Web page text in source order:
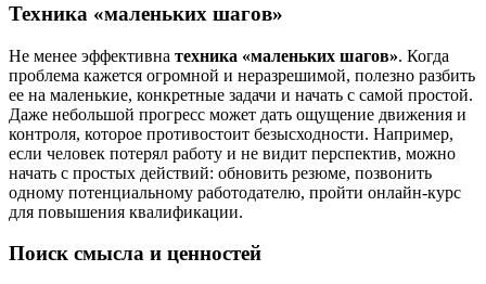
Техника «маленьких шагов»
Не менее эффективна техника «маленьких шагов». Когда
проблема кажется огромной и неразрешимой, полезно разбить
ее на маленькие, конкретные задачи и начать с самой простой.
Даже небольшой прогресс может дать ощущение движения и
контроля, которое противостоит безысходности. Например,
если человек потерял работу и не видит перспектив, можно
начать с простых действий: обновить резюме, позвонить
одному потенциальному работодателю, пройти онлайн-курс
для повышения квалификации.
Поиск смысла и ценностей